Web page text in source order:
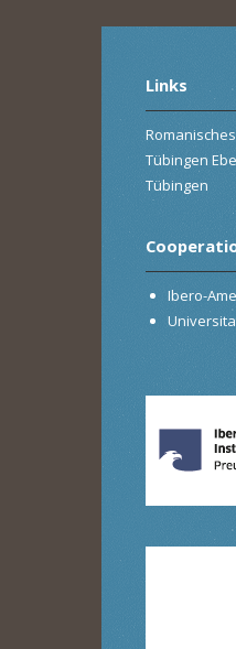
Links
Tübingen
Tübingen
Ibero-